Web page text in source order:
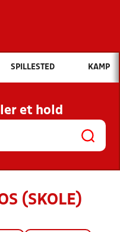
Hvad vil du søge efter?
OG NYHEDER
KLUBBER OG
SPILLESTED KAMP
et hold
(SKOLE)